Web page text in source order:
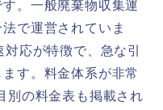
。一般廃棄物収集運
で運営されていま
応が特徴で、急な引
す。料金体系が非常
別の料金表も掲載され